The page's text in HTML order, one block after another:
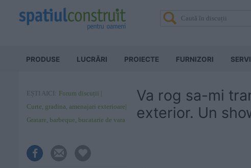
PRODUSE LUCRĂRI PROIECTE FURNIZORI
EȘTI AICI:
Forum discuții
Curte, gradina, amenajari exterioare
Gratare, barbeque, bucatarie de vara
Va rog sa-mi
exterior. Un